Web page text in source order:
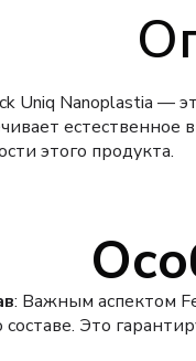
Uniq Nanoplastia —
этого продукта.
: Важным аспектом
Это